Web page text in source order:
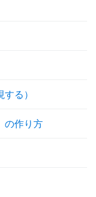
る）
の作り方